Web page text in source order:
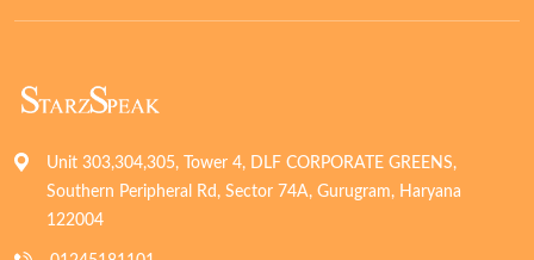
Unit 303,304,305, Tower 4, DLF CORPORATE GREENS,
Southern Peripheral Rd, Sector 74A, Gurugram, Haryana
122004